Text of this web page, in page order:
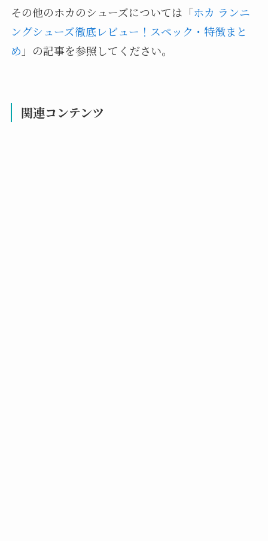
その他のホカのシューズについては「ホカ ランニ
ングシューズ徹底レビュー！スペック・特徴まと
め 」の記事を参照してください。
関連コンテンツ